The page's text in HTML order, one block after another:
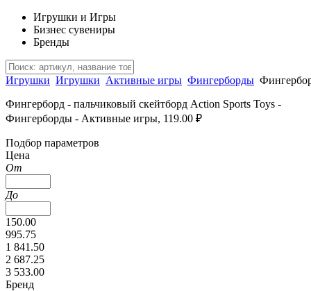
Игрушки и Игры
Бизнес сувениры
Бренды
Игрушки Игрушки Активные игры Фингерборды
Фингерборд - пальчиковый скейтборд Action Sports Toys -
Фингерборды - Активные игры, 119.00 ₽
Подбор параметров
Цена
От
До
150.00
995.75
1 841.50
2 687.25
3 533.00
Бренд